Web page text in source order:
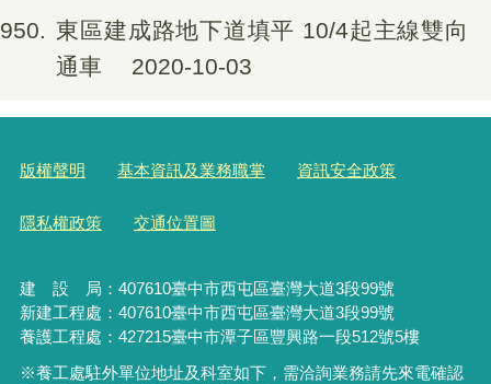
東區建成路地下道填平 10/4起主線雙向
通車
2020-10-03
版權聲明 基本資訊及業務職掌 資訊安全政策
隱私權政策 交通位置圖
建 設 局： 407610臺中市西屯區臺灣大道3段99號
新建工程處：407610臺中市西屯區臺灣大道3段99號
養護工程處：427215臺中市潭子區豐興路一段512號5樓
※養工處駐外單位地址及科室如下，需洽詢業務請先來電確認